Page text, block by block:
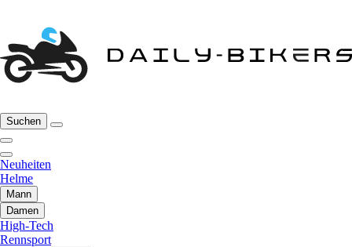
Suchen
Neuheiten
Helme
Mann
Damen
High-Tech
Rennsport